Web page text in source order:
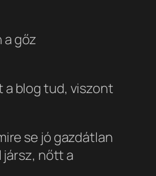
a gőz
a blog tud, viszont
se jó gazdátlan
nőtt a